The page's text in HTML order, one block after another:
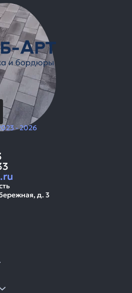
- 2026
д. 3